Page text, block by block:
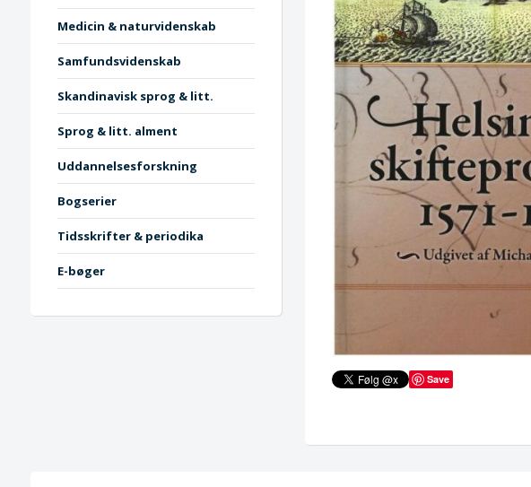
Medicin & naturvidenskab
Samfundsvidenskab
Skandinavisk sprog & litt.
Sprog & litt. alment
Uddannelsesforskning
Bogserier
Tidsskrifter & periodika
E-bøger
Save